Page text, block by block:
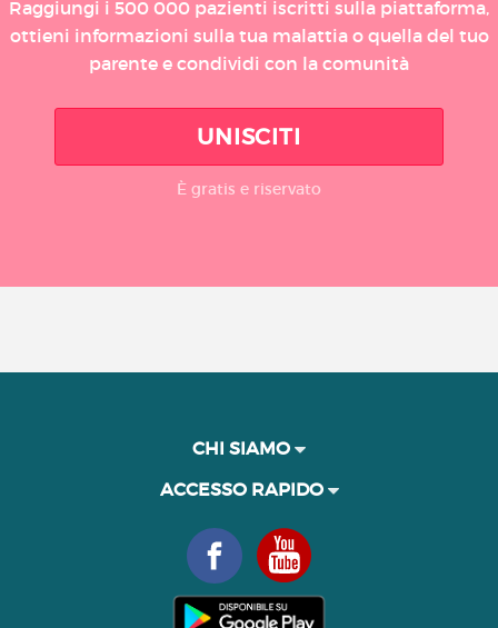
Raggiungi i 500 000 pazienti iscritti sulla piattaforma,
ottieni informazioni sulla tua malattia o quella del tuo
parente e condividi con la comunità
UNISCITI
È gratis e riservato
CHI SIAMO
ACCESSO RAPIDO